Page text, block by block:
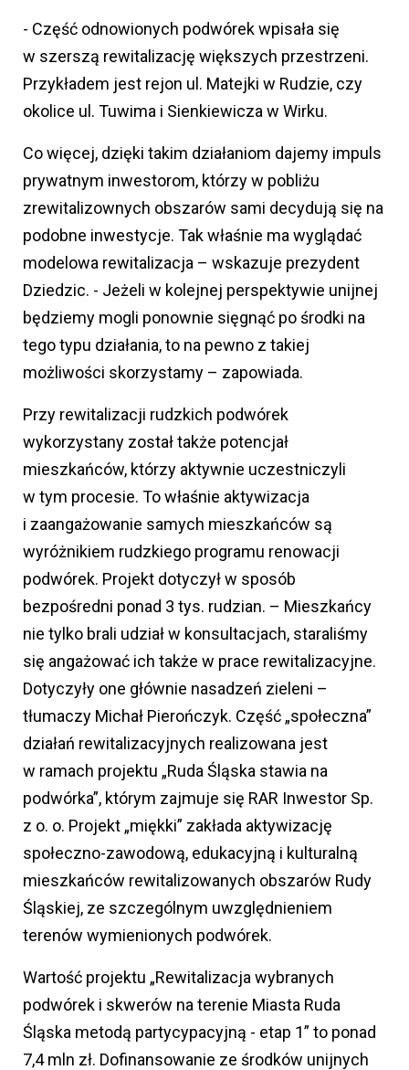
- Część odnowionych podwórek wpisała się
w szerszą rewitalizację większych przestrzeni.
Przykładem jest rejon ul. Matejki w Rudzie, czy
okolice ul. Tuwima i Sienkiewicza w Wirku.
Co więcej, dzięki takim działaniom dajemy impuls
prywatnym inwestorom, którzy w pobliżu
zrewitalizownych obszarów sami decydują się na
podobne inwestycje. Tak właśnie ma wyglądać
modelowa rewitalizacja – wskazuje prezydent
Dziedzic. - Jeżeli w kolejnej perspektywie unijnej
będziemy mogli ponownie sięgnąć po środki na
tego typu działania, to na pewno z takiej
możliwości skorzystamy – zapowiada.
Przy rewitalizacji rudzkich podwórek
wykorzystany został także potencjał
mieszkańców, którzy aktywnie uczestniczyli
w tym procesie. To właśnie aktywizacja
i zaangażowanie samych mieszkańców są
wyróżnikiem rudzkiego programu renowacji
podwórek. Projekt dotyczył w sposób
bezpośredni ponad 3 tys. rudzian. – Mieszkańcy
nie tylko brali udział w konsultacjach, staraliśmy
się angażować ich także w prace rewitalizacyjne.
Dotyczyły one głównie nasadzeń zieleni –
tłumaczy Michał Pierończyk. Część „społeczna”
działań rewitalizacyjnych realizowana jest
w ramach projektu „Ruda Śląska stawia na
podwórka”, którym zajmuje się RAR Inwestor Sp.
z o. o. Projekt „miękki” zakłada aktywizację
społeczno-zawodową, edukacyjną i kulturalną
mieszkańców rewitalizowanych obszarów Rudy
Śląskiej, ze szczególnym uwzględnieniem
terenów wymienionych podwórek.
Wartość projektu „Rewitalizacja wybranych
podwórek i skwerów na terenie Miasta Ruda
Śląska metodą partycypacyjną - etap 1” to ponad
7,4 mln zł. Dofinansowanie ze środków unijnych